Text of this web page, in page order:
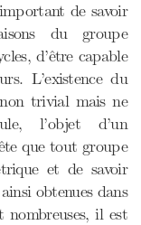
de savoir
du groupe
d’être capable
L’existence du
trivial mais ne
l’objet d’un
que tout groupe
et de savoir
obtenues dans
nombreuses, il est